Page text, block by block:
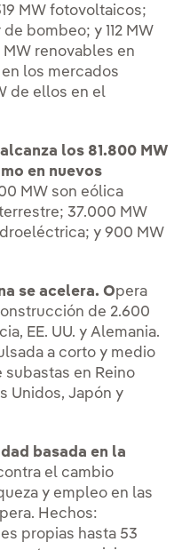
MW fotovoltaicos;
bombeo; y 112 MW
renovables en
los mercados
de ellos en el
los 81.800 MW
en nuevos
MW son eólica
37.000 MW
y 900 MW
se acelera. Opera
de 2.600
EE. UU. y Alemania.
a corto y medio
en Reino
Unidos, Japón y
basada en la
el cambio
y empleo en las
Hechos:
propias hasta 53